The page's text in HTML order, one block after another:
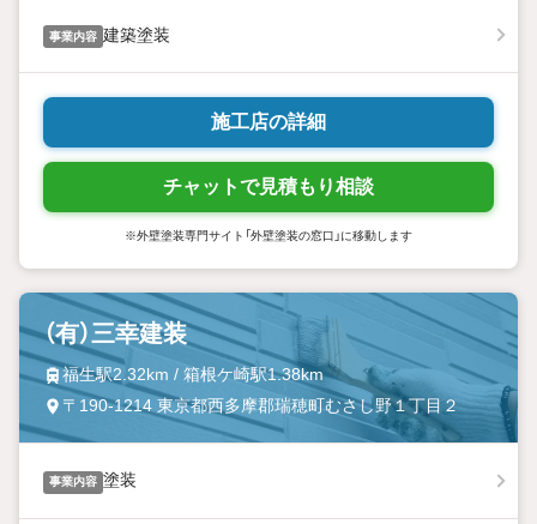
事業内容 建築塗装
施工店の詳細
チャットで見積もり相談
※外壁塗装専門サイト「外壁塗装の窓口」に移動します
（有）三幸建装
福生駅2.32km / 箱根ケ崎駅1.38km
〒190-1214 東京都西多摩郡瑞穂町むさし野１丁目２
事業内容 塗装